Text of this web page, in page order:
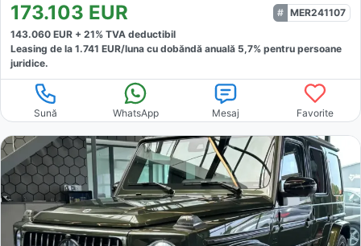
173.103 EUR
MER241107
143.060 EUR + 21% TVA deductibil
Leasing de la 1.741 EUR/luna cu dobăndă anuală 5,7% pentru persoane
juridice.
Sună WhatsApp Mesaj Favorite